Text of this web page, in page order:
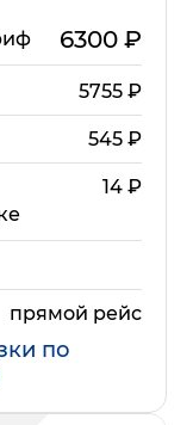
6300₽
5755₽
545₽
14₽
прямой рейс
по